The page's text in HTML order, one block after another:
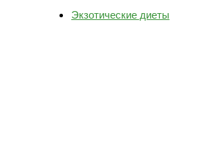
Экзотические диеты